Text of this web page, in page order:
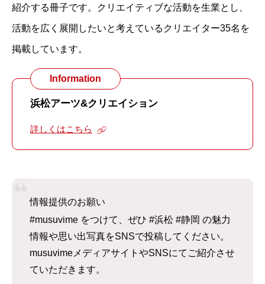
紹介する冊子です。クリエイティブな活動を生業とし、
活動を広く展開したいと考えているクリエイター35名を
掲載しています。
Information
浜松アーツ&クリエイション
詳しくはこちら
情報提供のお願い
#musuvime をつけて、ぜひ #浜松 #静岡 の魅力
情報や思い出写真をSNSで投稿してください。
musuvimeメディアサイトやSNSにてご紹介させ
ていただきます。